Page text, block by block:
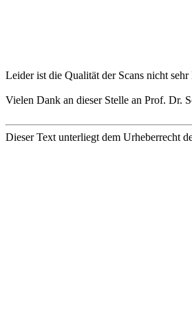
Leider ist die Qualität der Scans nicht
Vielen Dank an dieser Stelle an Prof. Dr.
Dieser Text unterliegt dem Urheberrecht